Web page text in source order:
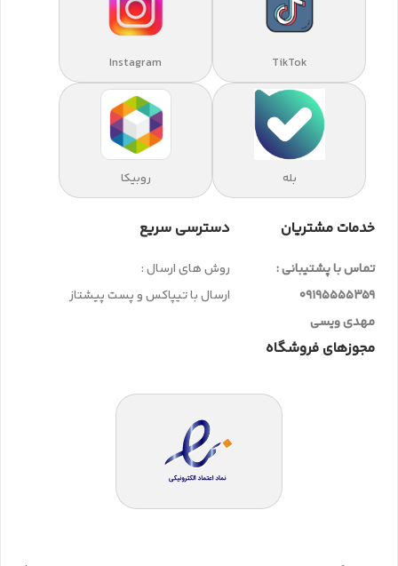
TikTok
Instagram
بله روبیکا
خدمات مشتریان
تماس با پشتیبانی :
09195555359
مهدی ویسی
دسترسی سریع
روش های ارسال :
ارسال با تیپاکس و پست پیشتاز
مجوزهای فروشگاه